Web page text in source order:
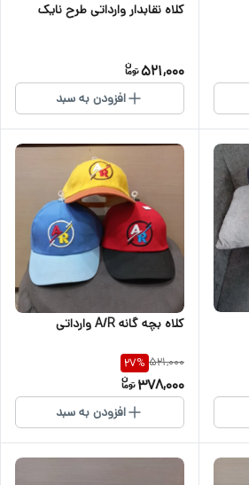
کلاه نقابدار وارداتی طرح نایک
521,000
افزودن به سبد
کلاه بچه گانه A/R وارداتی
521,000
27%
378,000
افزودن به سبد